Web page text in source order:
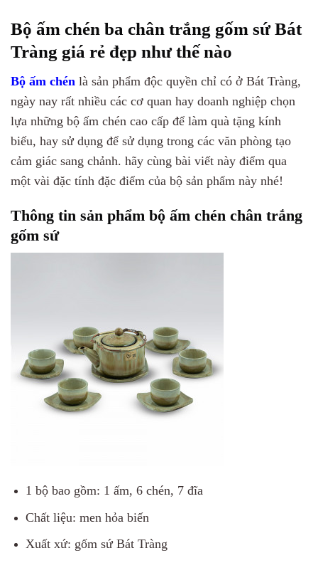
Bộ ấm chén ba chân trắng gốm sứ Bát
Tràng giá rẻ đẹp như thế nào
Bộ ấm chén là sản phẩm độc quyền chỉ có ở Bát Tràng,
ngày nay rất nhiều các cơ quan hay doanh nghiệp chọn
lựa những bộ ấm chén cao cấp để làm quà tặng kính
biếu, hay sử dụng để sử dụng trong các văn phòng tạo
cảm giác sang chảnh. hãy cùng bài viết này điểm qua
một vài đặc tính đặc điểm của bộ sản phẩm này nhé!
Thông tin sản phẩm bộ ấm chén chân trắng
gốm sứ
1 bộ bao gồm: 1 ấm, 6 chén, 7 đĩa
Chất liệu: men hỏa biến
Xuất xứ: gốm sứ Bát Tràng